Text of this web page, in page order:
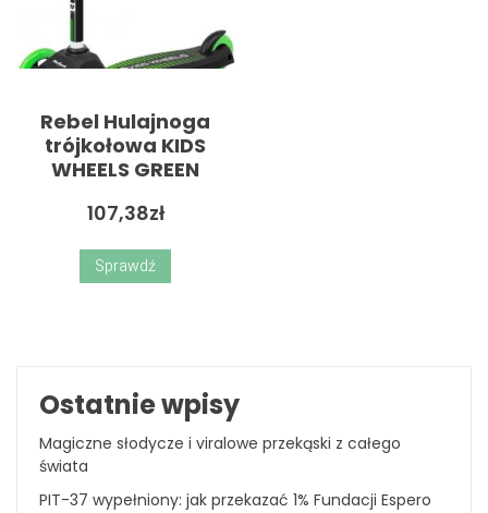
Rebel Hulajnoga
trójkołowa KIDS
WHEELS GREEN
107,38zł
Sprawdź
Ostatnie wpisy
Magiczne słodycze i viralowe przekąski z całego
świata
PIT-37 wypełniony: jak przekazać 1% Fundacji Espero